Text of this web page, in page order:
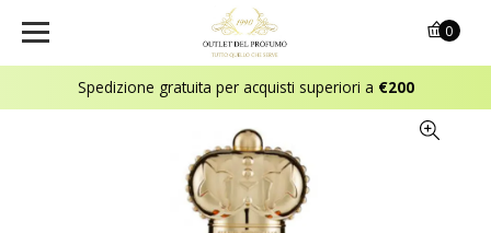
Spedizione gratuita per acquisti superiori a €200
0